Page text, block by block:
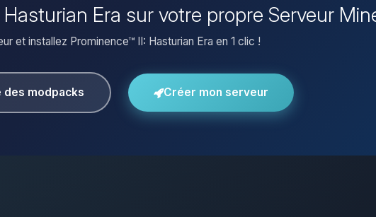
Era sur votre propre Serveur
et installez Prominence™ II: Hasturian Era en 1 clic !
des modpacks Créer mon serveur